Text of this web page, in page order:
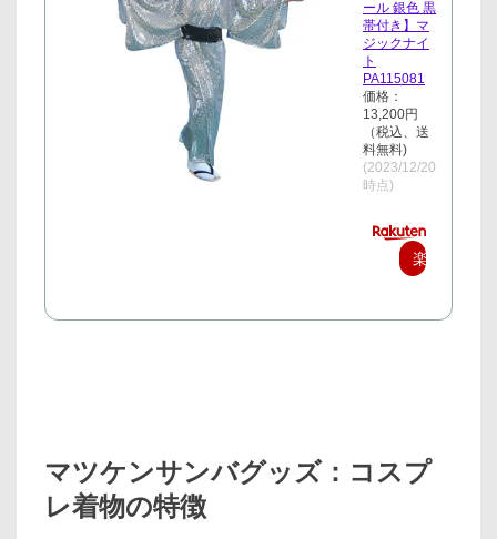
ール 銀色 黒
帯付き】マ
ジックナイ
ト
PA115081
価格：
13,200円
（税込、送
料無料)
(2023/12/20
時点)
楽
マツケンサンバグッズ：コスプ
レ着物の特徴